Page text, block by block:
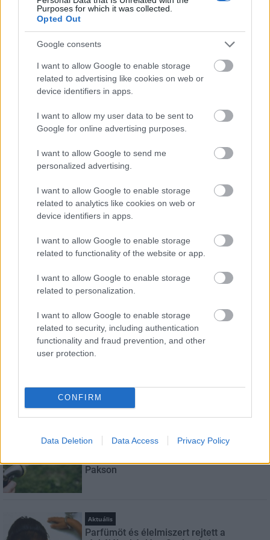
Purposes for which it was collected.
Opted Out
Google consents
I want to allow Google to enable storage
related to advertising like cookies on web or
device identifiers in apps.
I want to allow my user data to be sent to
Google for online advertising purposes.
I want to allow Google to send me
personalized advertising.
I want to allow Google to enable storage
related to analytics like cookies on web or
device identifiers in apps.
I want to allow Google to enable storage
related to functionality of the website or app.
I want to allow Google to enable storage
related to personalization.
I want to allow Google to enable storage
related to security, including authentication
functionality and fraud prevention, and other
user protection.
CONFIRM
Data Deletion Data Access Privacy Policy
közműhálózatának fejlesztése
Egyetlen, fél évszázados vezetéken
múlt Bicske vízellátása
Épített öröksége megújításával is készül
Mohács a csata ötszázadik
HÍRLEVÉL
E-mail cím
Feliratkozom a hírlevélre és elfogadom az
szabályzatot!
LEGNÉZETTEBB
Helyi hírek
Pakson
Aktuális
Parfümöt és élelmiszert rejtett a